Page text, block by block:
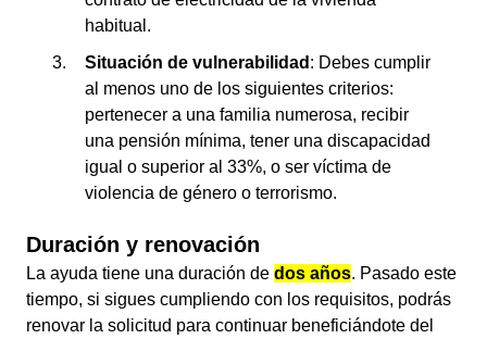
habitual.
Situación de vulnerabilidad : Debes cumplir
al menos uno de los siguientes criterios:
pertenecer a una familia numerosa, recibir
una pensión mínima, tener una discapacidad
igual o superior al 33%, o ser víctima de
violencia de género o terrorismo.
Duración y renovación
La ayuda tiene una duración de dos años. Pasado este
tiempo, si sigues cumpliendo con los requisitos, podrás
renovar la solicitud para continuar beneficiándote del